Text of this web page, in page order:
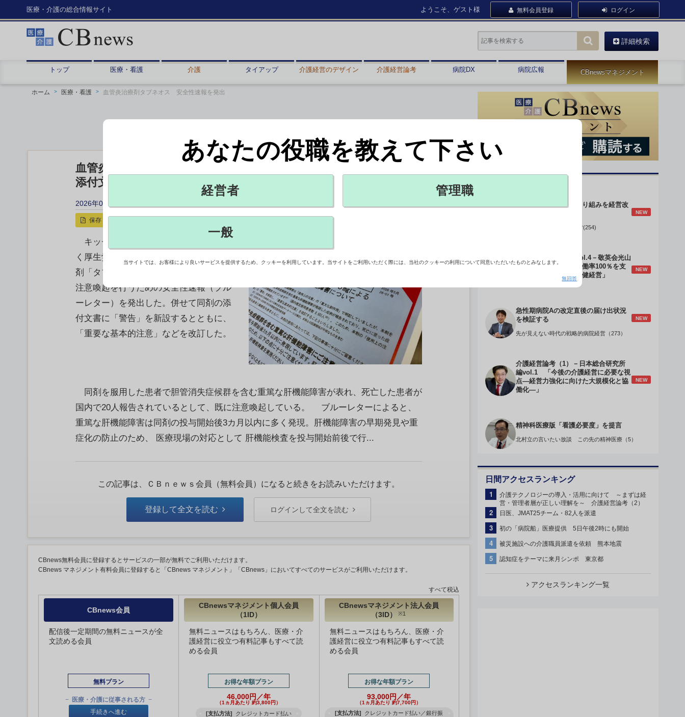
医療・介護の総合情報サイト ようこそ、ゲスト様 無料会員登録 ログイン
詳細検索
トップ 医療・看護 介護 タイアップ 介護経営のデザイン 介護経営論考 病院DX 病院広報 CBnewsマネジメント
ホーム 医療・看護 血管炎治療剤タブネオス 安全性速報を発出
血管炎治療剤タブネオス 安全性速報を発出
添付文書に「警告」新設 キッセイ薬品
2026年05月22日 11:29
保存
キッセイ薬品工業は21日、法令に基づ
く厚生労働省の指示を踏まえ血管炎治療
剤「タブネオス」について医療関係者に
注意喚起を行うための安全性速報（ブル
ーレター）を発出した。併せて同剤の添
付文書に「警告」を新設するとともに、
「重要な基本的注意」などを改訂した。
同剤を服用した患者で胆管消失症候群を含む重篤な肝機能障害が表れ、死亡した患者が
国内で20人報告されているとして、既に注意喚起している。 ブルーレターによると、
重篤な肝機能障害は同剤の投与開始後3カ月以内に多く発現。肝機能障害の早期発見や重
症化の防止のため、 医療現場の対応として 肝機能検査を投与開始前後で行...
この記事は、ＣＢｎｅｗｓ会員（無料会員）になると続きをお読みいただけます。
登録して全文を読む ログインして全文を読む
CBnews無料会員に登録するとサービスの一部が無料でご利用いただけます。
CBnews マネジメント有料会員に登録すると「CBnews マネジメント」「CBnews」においてすべてのサービスがご利用いただけます。
すべて税込
CBnews会員
配信後一定期間の無料ニュースが全
文読める会員
無料プラン
医療・介護に従事される方
手続きへ進む
CBnewsマネジメント個人会員
（1ID）
無料ニュースはもちろん、医療・介
護経営に役立つ有料記事もすべて読
める会員
お得な年額プラン
46,000円／年
（1ヵ月あたり 約3,800円）
[支払方法] クレジットカード払い
CBnewsマネジメント法人会員
（3ID）
※1
無料ニュースはもちろん、医療・介
護経営に役立つ有料記事もすべて読
める会員
お得な年額プラン
93,000円／年
（1ヵ月あたり 約7,700円）
[支払方法]
クレジットカード払い／銀行振
身体的拘束最小化の取り組みを経営改
NEW
データで読み解く病院経営(254)
介護経営のデザインVol.4－敬英会光山
誠理事長 「驚異の稼働率100％を支
える『顧客目線』の老健経営」
NEW
急性期病院Aの改定直後の届け出状況
を検証する
NEW
先が見えない時代の戦略的病院経営（273）
介護経営論考（1）－日本総合研究所
編vol.1 「今後の介護経営に必要な視
点―経営力強化に向けた大規模化と協
働化―」
NEW
精神科医療版「看護必要度」を提言
北村立の言いたい放談 この先の精神医療（5）
日間アクセスランキング
1
介護テクノロジーの導入・活用に向けて ～まずは経
営・管理者層が正しい理解を～ 介護経営論考（2）
2 日医、JMAT25チーム・82人を派遣
3 初の「病院船」医療提供 5日午後2時にも開始
4 被災施設への介護職員派遣を依頼 熊本地震
5 認知症をテーマに来月シンポ 東京都
アクセスランキング一覧
あなたの役職を教えて下さい
経営者 管理職
一般
当サイトでは、お客様により良いサービスを提供するため、クッキーを利用しています。当サイトをご利用いただく際には、当社のクッキーの利用について同意いただいたものとみなします。
無回答